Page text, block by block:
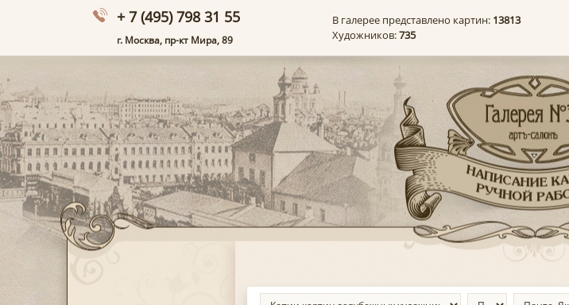
+ 7 (495) 798 31 55
г. Москва, пр-кт Мира, 89
В галерее представлено картин: 13813
Художников:735